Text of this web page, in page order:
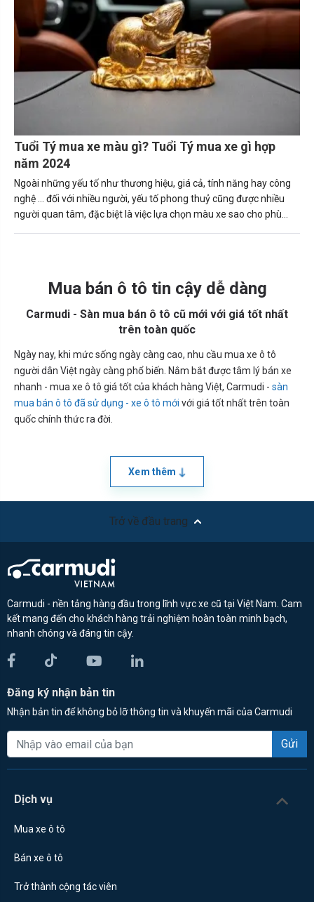
Tuổi Tý mua xe màu gì? Tuổi Tý mua xe gì hợp
năm 2024
Ngoài những yếu tố như thương hiệu, giá cả, tính năng hay công
nghệ … đối với nhiều người, yếu tố phong thuỷ cũng được nhiều
người quan tâm, đặc biệt là việc lựa chọn màu xe sao cho phù
Mua bán ô tô tin cậy dễ dàng
Carmudi - Sàn mua bán ô tô cũ mới với giá tốt nhất
trên toàn quốc
Ngày nay, khi mức sống ngày càng cao, nhu cầu mua xe ô tô
người dân Việt ngày càng phổ biến. Nắm bắt được tâm lý bán xe
nhanh - mua xe ô tô giá tốt của khách hàng Việt, Carmudi - sàn
mua bán ô tô đã sử dụng - xe ô tô mới với giá tốt nhất trên toàn
quốc chính thức ra đời.
Xem thêm
Trở về đầu trang
Carmudi - nền tảng hàng đầu trong lĩnh vực xe cũ tại Việt Nam. Cam
kết mang đến cho khách hàng trải nghiệm hoàn toàn minh bạch,
nhanh chóng và đáng tin cậy.
Đăng ký nhận bản tin
Nhận bản tin để không bỏ lỡ thông tin và khuyến mãi của Carmudi
Gửi
Dịch vụ
Mua xe ô tô
Bán xe ô tô
Trở thành cộng tác viên